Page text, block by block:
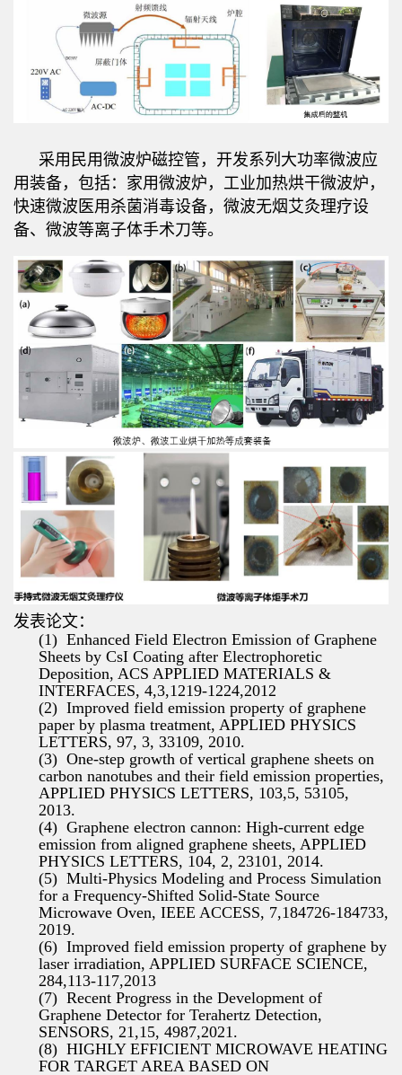
采用民用微波炉磁控管，开发系列大功率微波应
用装备，包括：家用微波炉，工业加热烘干微波炉，
快速微波医用杀菌消毒设备，微波无烟艾灸理疗设
备、微波等离子体手术刀等。
发表论文：
(1) Enhanced Field Electron Emission of Graphene
Sheets by CsI Coating after Electrophoretic
Deposition, ACS APPLIED MATERIALS &
INTERFACES, 4,3,1219-1224,2012
(2) Improved field emission property of graphene
paper by plasma treatment, APPLIED PHYSICS
LETTERS, 97, 3, 33109, 2010.
(3) One-step growth of vertical graphene sheets on
carbon nanotubes and their field emission properties,
APPLIED PHYSICS LETTERS, 103,5, 53105,
2013.
(4) Graphene electron cannon: High-current edge
emission from aligned graphene sheets, APPLIED
PHYSICS LETTERS, 104, 2, 23101, 2014.
(5) Multi-Physics Modeling and Process Simulation
for a Frequency-Shifted Solid-State Source
Microwave Oven, IEEE ACCESS, 7,184726-184733,
2019.
(6) Improved field emission property of graphene by
laser irradiation, APPLIED SURFACE SCIENCE,
284,113-117,2013
(7) Recent Progress in the Development of
Graphene Detector for Terahertz Detection,
SENSORS, 21,15, 4987,2021.
(8) HIGHLY EFFICIENT MICROWAVE HEATING
FOR TARGET AREA BASED ON